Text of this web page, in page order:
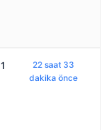
1
22 saat 33
dakika önce